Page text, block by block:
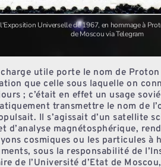
Universelle de 1967, en hommage à
de Moscou via Telegram
charge utile porte le nom de Proton
que celle sous laquelle on
; c’était en effet un usage
transmettre le nom de
Il s’agissait d’un satellite
d’analyse magnétosphérique,
cosmiques ou les particules à
sous la responsabilité de
de l’Université d’Etat de